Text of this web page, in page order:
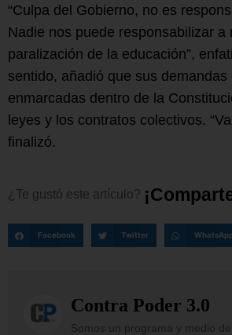
“Culpa del Gobierno, no es
Nadie nos puede responsabilizar a
paralización de la educación”,
sentido, añadió que sus demandas
enmarcadas dentro de la
leyes y los contratos colectivos.
finalizó.
¿Te gustó este artículo? ¡Compart
Facebook Twitter
Contra Poder 3.0
Somos un programa y medio